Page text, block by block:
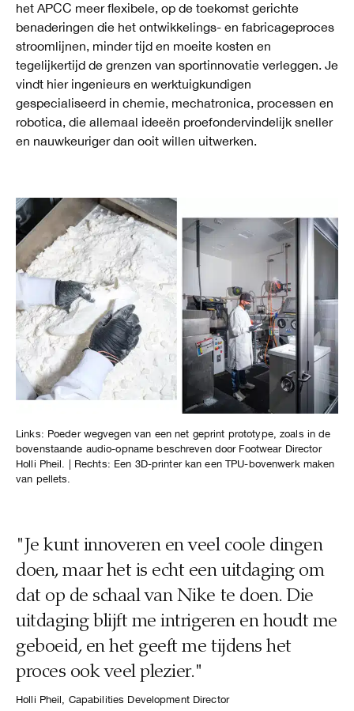
het APCC meer flexibele, op de toekomst gerichte
benaderingen die het ontwikkelings- en fabricageproces
stroomlijnen, minder tijd en moeite kosten en
tegelijkertijd de grenzen van sportinnovatie verleggen. Je
vindt hier ingenieurs en werktuigkundigen
gespecialiseerd in chemie, mechatronica, processen en
robotica, die allemaal ideeën proefondervindelijk sneller
en nauwkeuriger dan ooit willen uitwerken.
Links: Poeder wegvegen van een net geprint prototype, zoals in de
bovenstaande audio-opname beschreven door Footwear Director
Holli Pheil. | Rechts: Een 3D-printer kan een TPU-bovenwerk maken
van pellets.
"Je kunt innoveren en veel coole dingen
doen, maar het is echt een uitdaging om
dat op de schaal van Nike te doen. Die
uitdaging blijft me intrigeren en houdt me
geboeid, en het geeft me tijdens het
proces ook veel plezier."
Holli Pheil, Capabilities Development Director